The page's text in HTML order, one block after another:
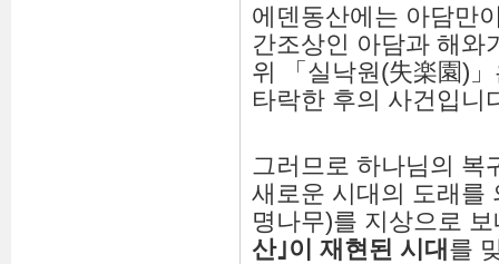
에덴동산에는 아담만
간조상인 아담과 해와
위 「실낙원(失楽園)
타락한 후의 사건입니
그러므로 하나님의 복
새로운 시대의 도래를
명나무)를 지상으로
산｣이 재현된 시대 를